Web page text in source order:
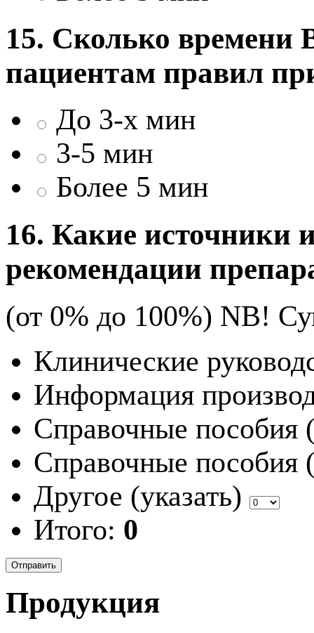
15. Сколько времени
пациентам правил
До 3-х мин
3-5 мин
Более 5 мин
16. Какие источники
рекомендации
(от 0% до 100%) NB!
Клинические
Информация
Справочные пособия
Справочные пособия
Другое (указать)
Итого: 0
Продукция